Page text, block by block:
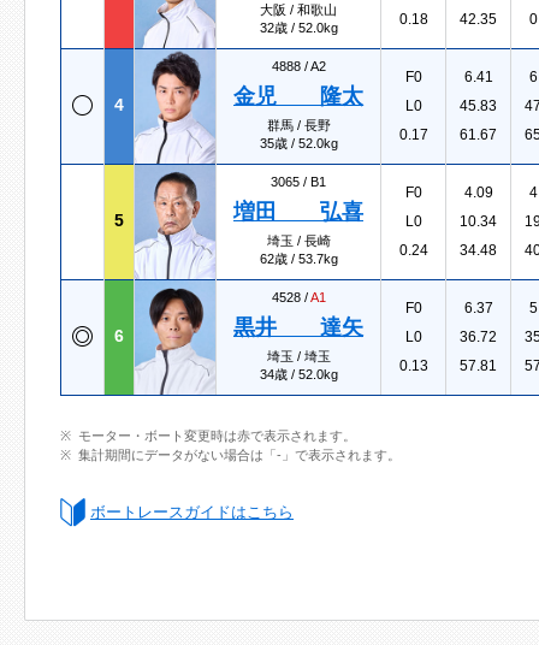
大阪 / 和歌山
32歳 / 52.0kg
0.18
42.35
4
4888 /A2
金児 隆太
群馬 / 長野
35歳 / 52.0kg
F0
L0
0.17
6.41
45.83
61.67
5
3065 / B1
増田 弘喜
埼玉 / 長崎
62歳 / 53.7kg
F0
L0
0.24
4.09
10.34
34.48
6
4528 /A1
黒井 達矢
埼玉 / 埼玉
34歳 / 52.0kg
F0
L0
0.13
6.37
36.72
57.81
モーター・ボート変更時は赤で表示されます。
集計期間にデータがない場合は「-」で表示されます。
ボートレースガイドはこちら